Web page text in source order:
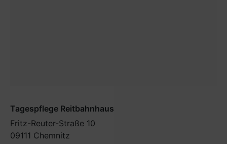
Tagespflege Reitbahnhaus
Fritz-Reuter-Straße 10
09111 Chemnitz